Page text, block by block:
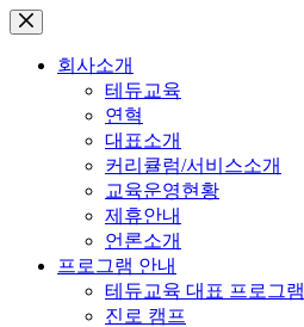
본
회사소개
테듀교육
연혁
대표소개
커리큘럼/서비스소개
교육운영현황
제휴안내
언론소개
프로그램 안내
테듀교육 대표 프로그램
진로 캠프